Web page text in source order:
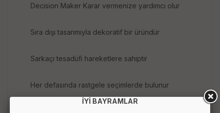
Decision Maker Karar vermenize yardımcı olur
Sıra dışı tasarımıyla dekoratif bir üründür
Sarkaçı tesadüfi hareketlere sahiptir
Her defasında rastgele seçimlerde bulunur
İYİ BAYRAMLAR